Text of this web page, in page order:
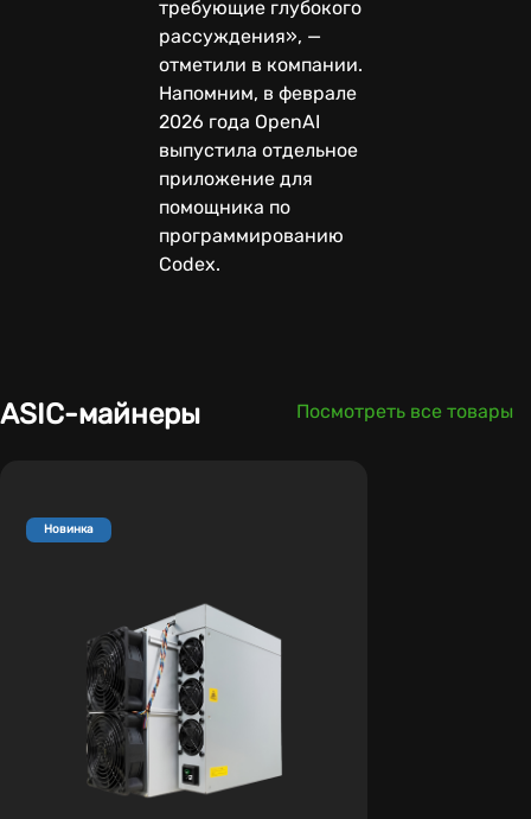
требующие глубокого
рассуждения», —
отметили в компании.
Напомним, в феврале
2026 года OpenAI
выпустила отдельное
приложение для
помощника по
программированию
Codex.
ASIC-майнеры Посмотреть все товары
Новинка